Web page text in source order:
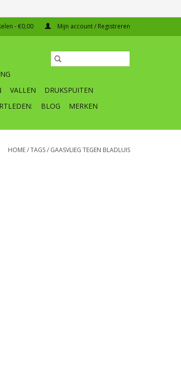
- €0,00 Mijn account / Registreren
VALLEN
DRUKSPUITEN
BLOG MERKEN
HOME/TAGS/ GAASVLIEG TEGEN BLADLUIS